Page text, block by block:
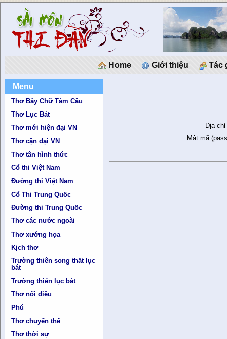
Home Giới thiệu Tác
Menu
Thơ Bảy Chữ Tám Câu
Thơ Lục Bát
Thơ mới hiện đại VN
Thơ cận đại VN
Thơ tân hình thức
Cổ thi Việt Nam
Đường thi Việt Nam
Cổ Thi Trung Quốc
Đường thi Trung Quốc
Thơ các nước ngoài
Thơ xướng họa
Kịch thơ
Trường thiên song thất lục
bát
Trường thiên lục bát
Thơ nối điêu
Phú
Thơ chuyển thể
Thơ thời sự
Địa chỉ
Mật mã